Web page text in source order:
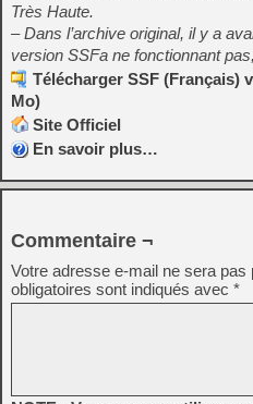
Très Haute.
– Dans l’archive original, il y a
version SSFa ne fonctionnant
Télécharger SSF (Français)
Mo)
Site Officiel
En savoir plus…
Commentaire ¬
Votre adresse e-mail ne sera pas
obligatoires sont indiqués avec *